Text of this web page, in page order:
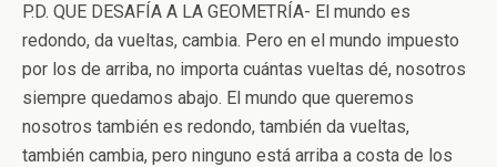
P.D. QUE DESAFÍA A LA GEOMETRÍA- El mundo es
redondo, da vueltas, cambia. Pero en el mundo impuesto
por los de arriba, no importa cuántas vueltas dé, nosotros
siempre quedamos abajo. El mundo que queremos
nosotros también es redondo, también da vueltas,
también cambia, pero ninguno está arriba a costa de los